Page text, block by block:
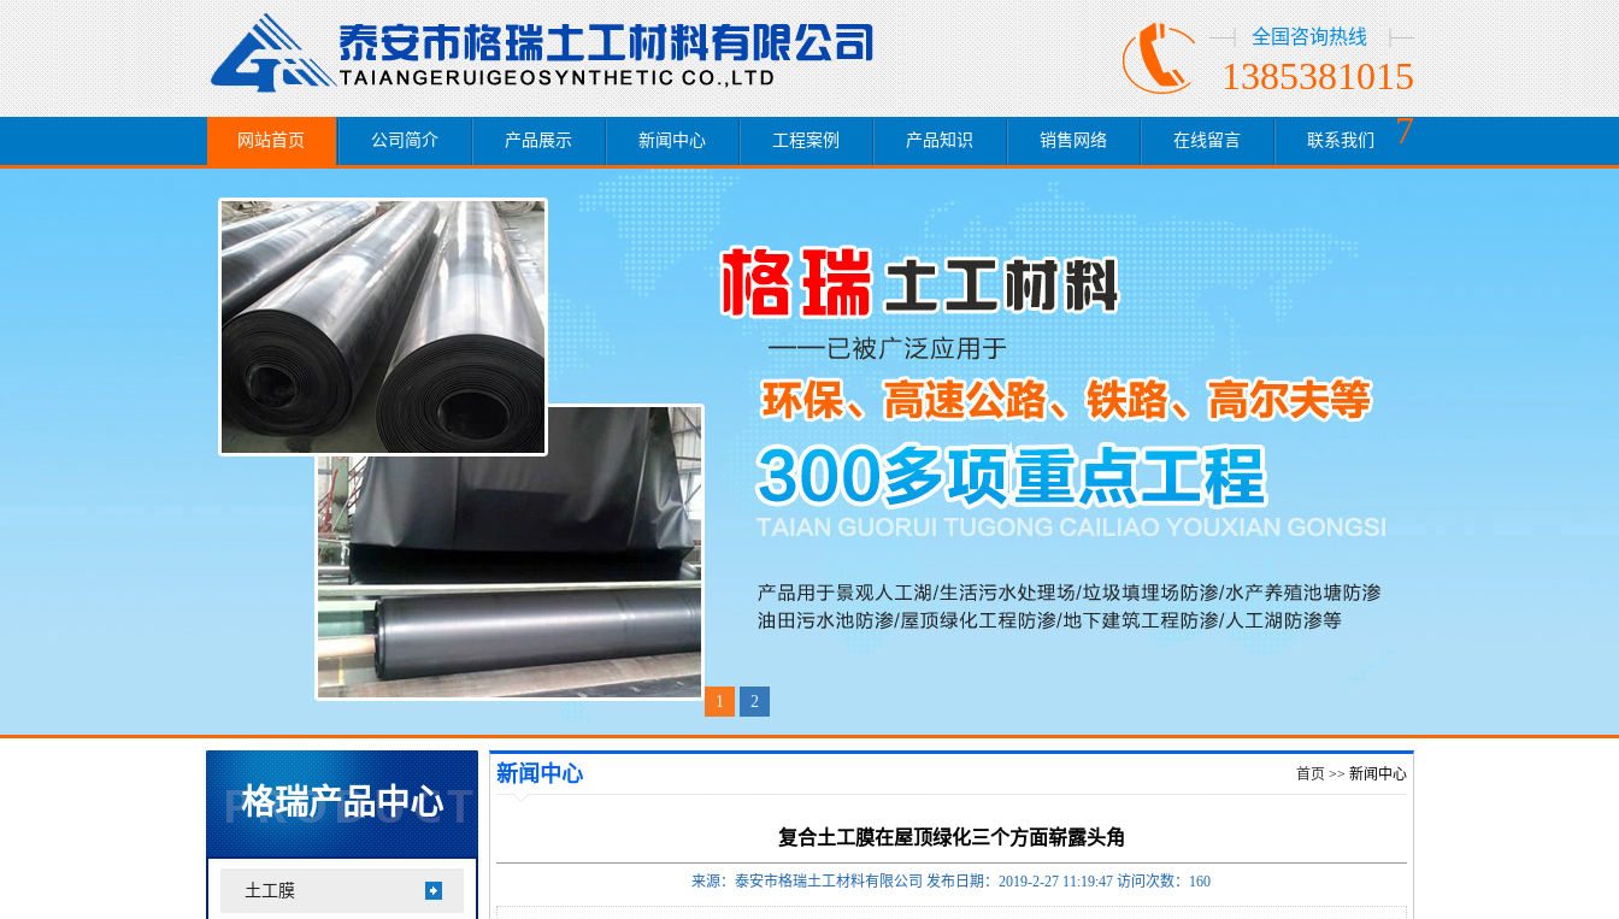
全国咨询热线
1385381015
7
网站首页 公司简介 产品展示 新闻中心 工程案例 产品知识 销售网络 在线留言 联系我们
1 2
格瑞产品中心
土工膜
新闻中心 首页 >> 新闻中心
复合土工膜在屋顶绿化三个方面崭露头角
来源：泰安市格瑞土工材料有限公司 发布日期：2019-2-27 11:19:47 访问次数： 160